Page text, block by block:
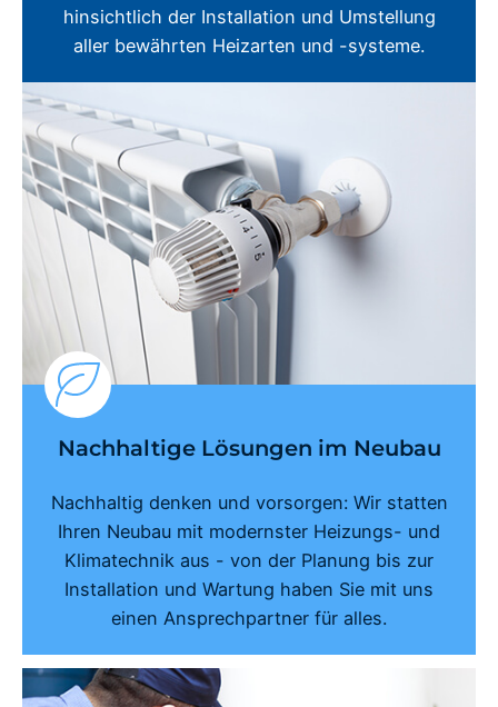
hinsichtlich der Installation und Umstellung
aller bewährten Heizarten und -systeme.
Nachhaltige Lösungen im Neubau
Nachhaltig denken und vorsorgen: Wir statten
Ihren Neubau mit modernster Heizungs- und
Klimatechnik aus - von der Planung bis zur
Installation und Wartung haben Sie mit uns
einen Ansprechpartner für alles.